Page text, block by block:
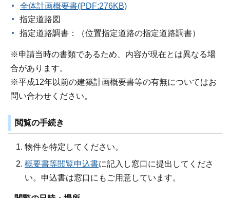
全体計画概要書(PDF:276KB)
指定道路図
指定道路調書：（位置指定道路の指定道路調書）
※申請当時の書類であるため、内容が現在とは異なる場
合があります。
※平成12年以前の建築計画概要書等の有無についてはお
問い合わせください。
閲覧の手続き
物件を特定してください。
概要書等閲覧申込書に記入し窓口に提出してくださ
い。申込書は窓口にもご用意しています。